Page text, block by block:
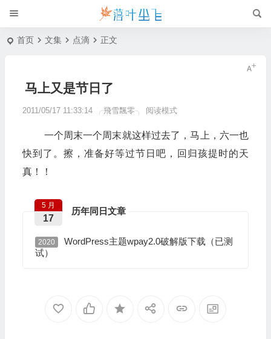
首页 文集 点滴 正文
马上又是节日了
2011/05/17 11:33:14 ╭飛雪飄零╮ 阅读模式
一个周末一个周末就这样过去了，马上，六一也
快到了。擦，准备好等过节日吧，回归孩提时的天
真！！
历年同日文章
5 月
17
2020
WordPress主题wpay2.0破解版下载（已测
试）